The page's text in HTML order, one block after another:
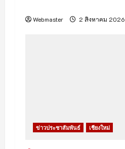
Webmaster 2 สิงหาคม 2026
สมาคมกอล์ฟรีสอร์ทภาค